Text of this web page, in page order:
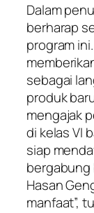
Dalam
berharap
program
sebagai
produk
mengajak
di kelas VI
siap
bergabung
Hasan
manfaat”,